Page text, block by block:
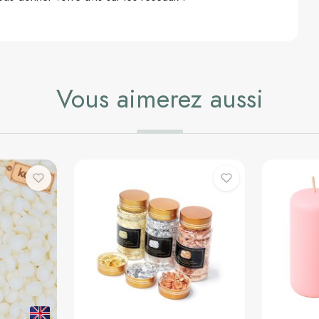
Vous aimerez aussi